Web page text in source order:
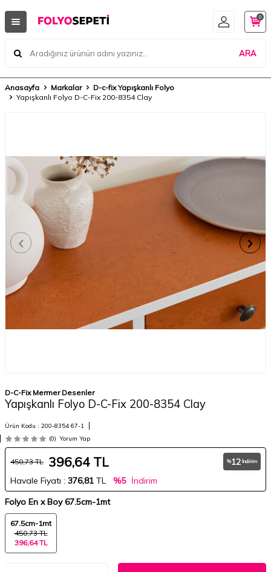
ARA
0
Anasayfa Markalar
D-c-fix Yapışkanlı Folyo
Yapışkanlı Folyo D-C-Fix 200-8354 Clay
D-C-Fix Mermer Desenler
Yapışkanlı Folyo D-C-Fix 200-8354 Clay
Ürün Kodu : 200-8354 67-1
(0) Yorum Yap
450,73TL 396,64 TL %12 İndirim
Havale Fiyatı : 376,81 TL %5 İndirim
Folyo En x Boy67.5cm-1mt
67.5cm-1mt
450,73 TL
396,64 TL